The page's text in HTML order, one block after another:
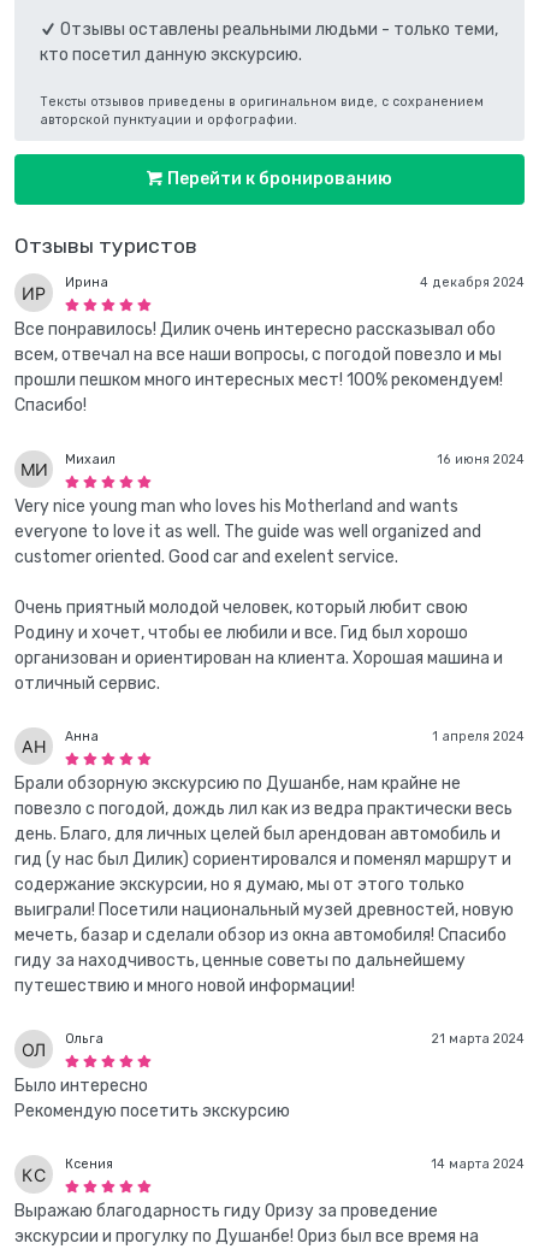
Отзывы туристов
4 декабря 2024
Ирина
Все понравилось! Дилик очень интересно рассказывал обо
всем, отвечал на все наши вопросы, с погодой повезло и мы
прошли пешком много интересных мест! 100% рекомендуем!
Спасибо!
16 июня 2024
Михаил
Very nice young man who loves his Motherland and wants
everyone to love it as well. The guide was well organized and
customer oriented. Good car and exelent service.
Очень приятный молодой человек, который любит свою
Родину и хочет, чтобы ее любили и все. Гид был хорошо
организован и ориентирован на клиента. Хорошая машина и
отличный сервис.
1 апреля 2024
Анна
Брали обзорную экскурсию по Душанбе, нам крайне не
повезло с погодой, дождь лил как из ведра практически весь
день. Благо, для личных целей был арендован автомобиль и
гид (у нас был Дилик) сориентировался и поменял маршрут и
содержание экскурсии, но я думаю, мы от этого только
выиграли! Посетили национальный музей древностей, новую
мечеть, базар и сделали обзор из окна автомобиля! Спасибо
гиду за находчивость, ценные советы по дальнейшему
путешествию и много новой информации!
21 марта 2024
Ольга
Было интересно
Рекомендую посетить экскурсию
14 марта 2024
Ксения
Выражаю благодарность гиду Оризу за проведение
экскурсии и прогулку по Душанбе! Ориз был все время на
Отзывы оставлены реальными людьми - только теми,
кто посетил данную экскурсию.
Тексты отзывов приведены в оригинальном виде, с сохранением
авторской пунктуации и орфографии.
Перейти к бронированию